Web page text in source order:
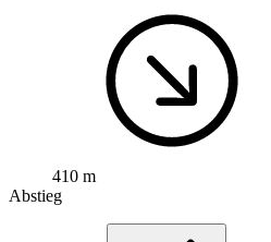
410 m
Abstieg